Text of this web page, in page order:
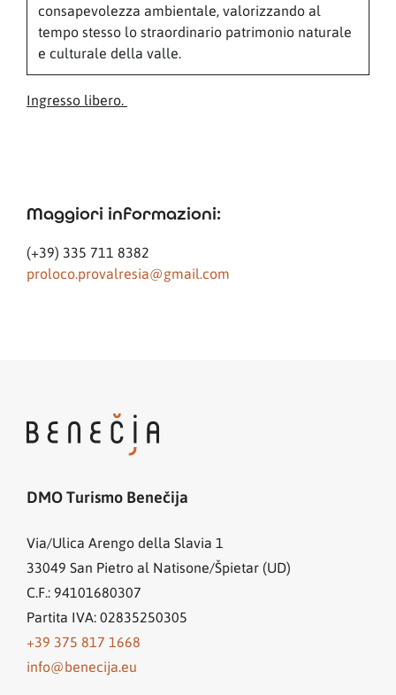
consapevolezza ambientale, valorizzando al
tempo stesso lo straordinario patrimonio naturale
e culturale della valle.
Ingresso libero.
Maggiori informazioni:
(+39) 335 711 8382
proloco.provalresia@gmail.com
DMO Turismo Benečija
Via/Ulica Arengo della Slavia 1
33049 San Pietro al Natisone/Špietar (UD)
C.F.: 94101680307
Partita IVA: 02835250305
+39 375 817 1668
info@benecija.eu